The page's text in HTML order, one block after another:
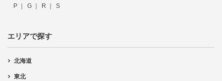
P
G R S
エリアで探す
北海道
東北